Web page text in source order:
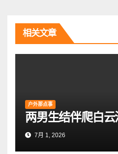
航
相关文章
户外那点事
两男生结伴爬白
7月 1, 2026